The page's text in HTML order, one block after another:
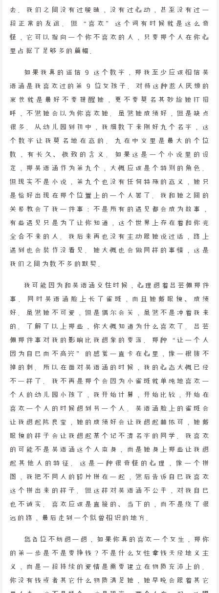
去。我们之间没有过暧昧，没有过心动，甚至没有过一
段正常的友谊。但“喜欢”这个词有时候就是这么奇
怪，它可以指向一个你不喜欢的人，只要那个人在你心
里占据了足够多的篇幅。
如果我真的迷信 9 这个数字，那我至少应该相信吴
语涵是我喜欢过的第 9 位女孩子。对待这种惹人厌烦的
家伙就是最好不要提醒她，更不要莫名其妙给她打招
呼，不然她会以为你喜欢她。虽然她成绩好，但是缺点
很多。从幼儿园到初中，我细数下来刚好九个名字，这
个数字让我莫名地在意的。九在中文里是最大的个位
数，有长久、极致的含义。如果这是一个小说里的设
定，那吴语涵作为第九个，大概应该是个特别的角色。
但现实不是小说，第九个也没有任何特殊的意义，她只
是恰好出现在那个位置上的一个人罢了。我和她之间的
关系教会了我一件事：不是所有的遇见都会成为故事，
有些遇见只是为了让你知道，这个世界上存在着和你完
全合不来的人。我后来再也没有主动跟她说过话，路上
遇到也会装作没看见。她大概也会做同样的事情，这是
我们之间为数不多的默契。
我可能因为和吴语涵交往时候，心理想着吕芸佩那件
事。同时吴语涵脸上长了雀斑，而且她戴眼镜、成绩
好。虽然她不可爱，但是偶尔会笑，虽然不是冲着我来
的。了解了以上那些，你大概知道为什么喜欢了。吕芸
佩那件事对我的影响比我想象的要深。那种“让一个人
因为自己而不高兴”的感觉一直卡在心里，像一根拔不
掉的刺。所以在面对吴语涵的时候，我的心态大概已经
不一样了。我不再是那个会因为小雀斑就单纯地喜欢一
个人的幼儿园小孩了，我开始计算，开始比较，开始在
喜欢一个人的时候想到另一个人。吴语涵脸上的雀斑会
让我想起陈良莹，她的成绩好会让我想起林依可，她戴
眼镜的样子会让我想起某个记不清名字的同学。我喜欢
的可能不是吴语涵这个人本身，而是她身上那些让我想
起其他人的特征。这是一种很奇怪的心理，像一个拼
图，我把不同人的碎片拼在一起，然后告诉自己我喜欢
这个拼出来的样子。但这样对吴语涵不公平，对我自己
也不诚实。喜欢应该是直接的、当下的，而不是绕了很
远的路，最后走到一个似曾相识的地方。
您各位不妨想一想，如果你真的喜欢一个女生，那你
的第一步是不是要挣钱？不是什么女性拿钱天经地义主
义，而是一段持续的爱情是需要建立在物质充沛上的。
你没有钱或者其它什么物质满足她，她早晚会跟着其它